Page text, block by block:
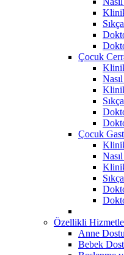
Çocuk
Çocuk
Özellikli
Anne
Bebek